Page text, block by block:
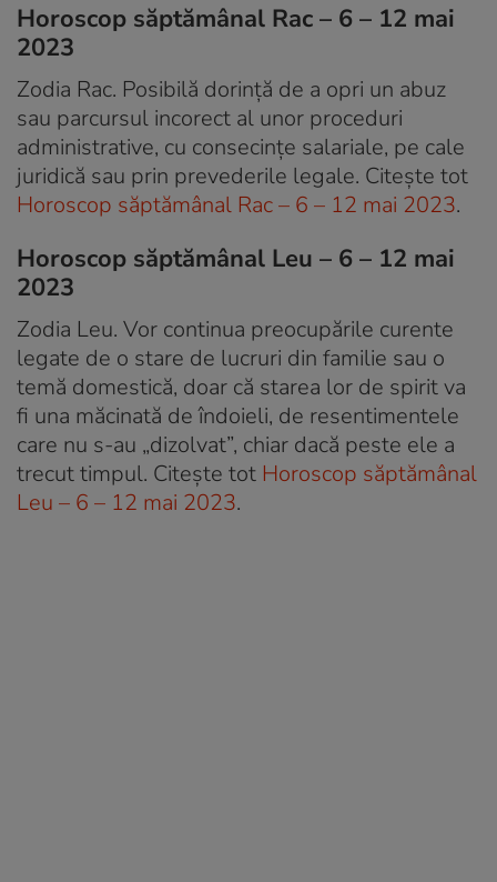
Horoscop săptămânal Rac – 6 – 12 mai
2023
Zodia Rac. Posibilă dorință de a opri un abuz
sau parcursul incorect al unor proceduri
administrative, cu consecințe salariale, pe cale
juridică sau prin prevederile legale. Citește tot
Horoscop săptămânal Rac – 6 – 12 mai 2023.
Horoscop săptămânal Leu – 6 – 12 mai
2023
Zodia Leu. Vor continua preocupările curente
legate de o stare de lucruri din familie sau o
temă domestică, doar că starea lor de spirit va
fi una măcinată de îndoieli, de resentimentele
care nu s-au „dizolvat”, chiar dacă peste ele a
trecut timpul. Citește tot Horoscop săptămânal
Leu – 6 – 12 mai 2023.